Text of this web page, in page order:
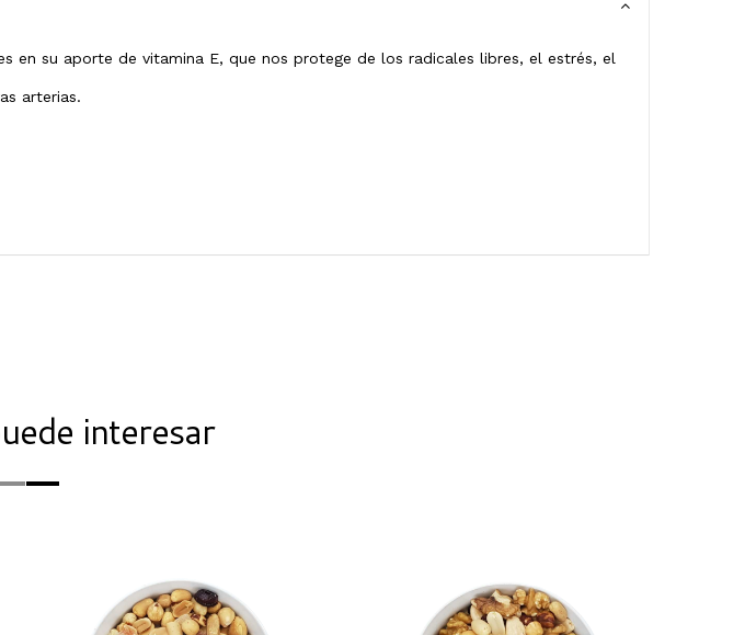
en su aporte de vitamina E, que nos protege de los radicales libres, el estrés, el
arterias.
interesar